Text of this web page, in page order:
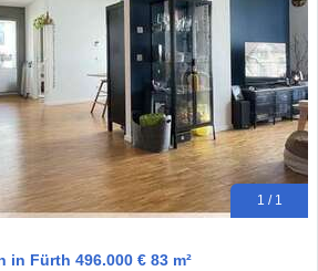
1 / 1
in Fürth 496.000 € 83 m²